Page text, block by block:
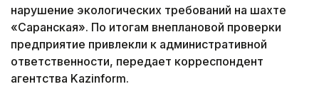
нарушение экологических требований на шахте
«Саранская». По итогам внеплановой проверки
предприятие привлекли к административной
ответственности, передает корреспондент
агентства Kazinform.